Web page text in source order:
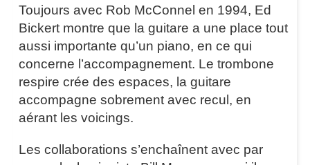
Toujours avec Rob McConnel en 1994, Ed
Bickert montre que la guitare a une place tout
aussi importante qu’un piano, en ce qui
concerne l’accompagnement. Le trombone
respire crée des espaces, la guitare
accompagne sobrement avec recul, en
aérant les voicings.
Les collaborations s’enchaînent avec par